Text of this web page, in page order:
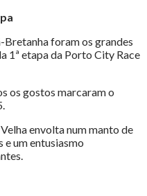
foram os grandes
1ª etapa da Porto City Race
os gostos marcaram o
envolta num manto de
e um entusiasmo